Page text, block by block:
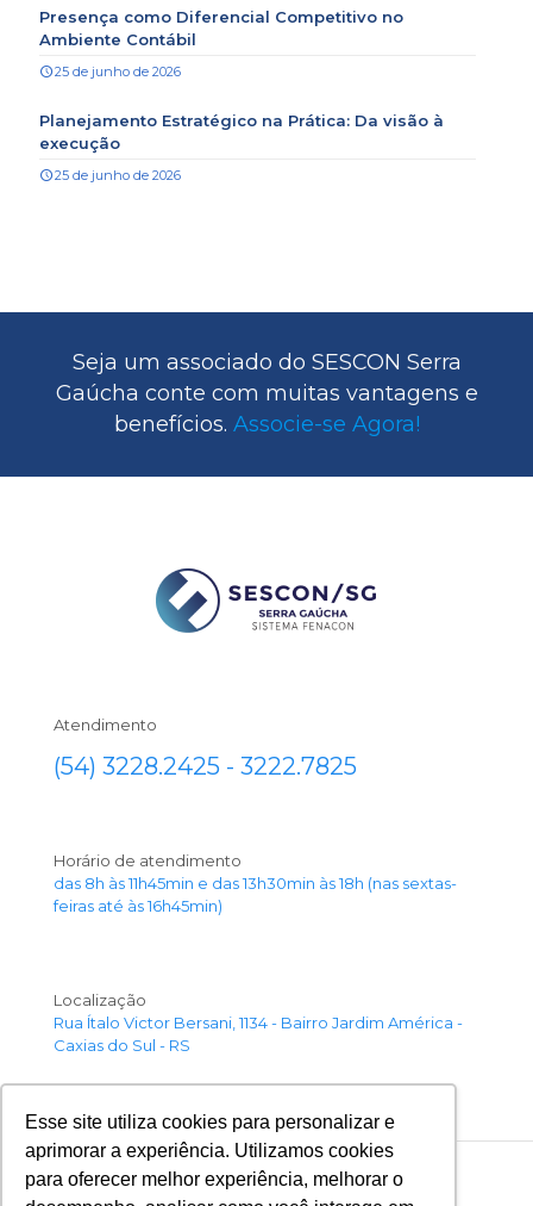
Esse site utiliza cookies para personalizar e
aprimorar a experiência. Utilizamos cookies
para oferecer melhor experiência, melhorar o
Presença como Diferencial Competitivo no
Ambiente Contábil
25 de junho de 2026
Planejamento Estratégico na Prática: Da visão à
execução
25 de junho de 2026
Seja um associado do SESCON Serra
Gaúcha conte com muitas vantagens e
benefícios. Associe-se Agora!
Atendimento
(54) 3228.2425 - 3222.7825
Horário de atendimento
das 8h às 11h45min e das 13h30min às 18h (nas sextas-
feiras até às 16h45min)
Localização
Rua Ítalo Victor Bersani, 1134 - Bairro Jardim América -
Caxias do Sul - RS